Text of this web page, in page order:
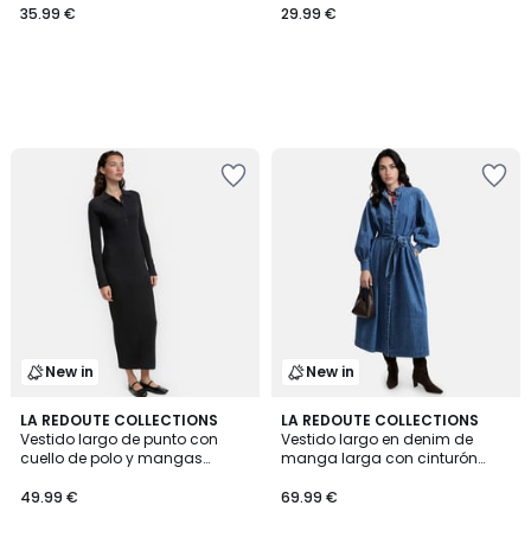
35.99 €
29.99 €
New in
LA REDOUTE COLLECTIONS
Vestido largo de punto con
cuello de polo y mangas
49.99 €
New in
LA REDOUTE COLLECTIONS
Vestido largo en denim de
manga larga con cinturón
69.99 €